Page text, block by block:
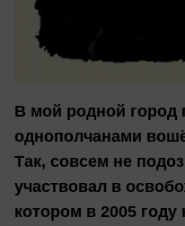
В мой родной город
однополчанами
Так, совсем не
участвовал в
котором в 2005 году